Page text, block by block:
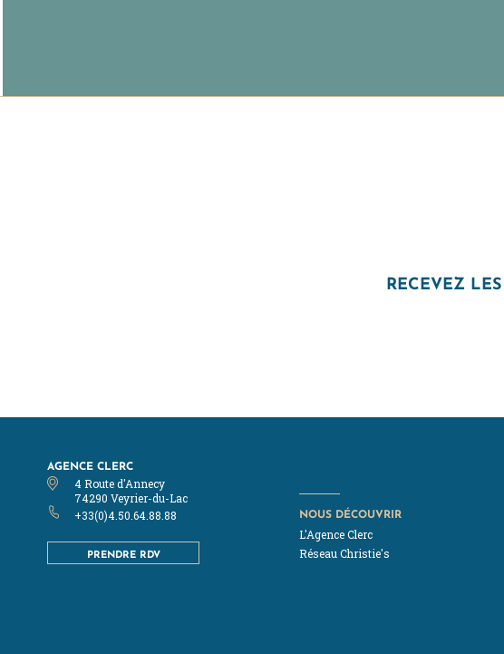
RECEVEZ
AGENCE CLERC
4 Route d'Annecy
74290 Veyrier-du-Lac
+33(0)4.50.64.88.88
PRENDRE RDV
NOUS DÉCOUVRIR
L'Agence Clerc
Réseau Christie's